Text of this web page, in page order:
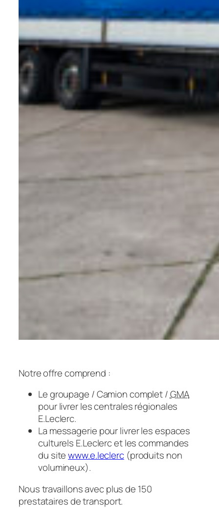
Notre offre comprend :
Le groupage / Camion complet /GMA
pour livrer les centrales régionales
E.Leclerc.
La messagerie pour livrer les espaces
culturels E.Leclerc et les commandes
du sitewww.e.leclerc(produits non
volumineux).
Nous travaillons avec plus de 150
prestataires de transport.